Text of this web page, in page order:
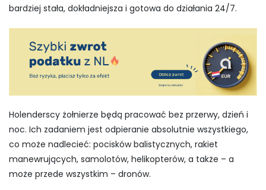
bardziej stała, dokładniejsza i gotowa do działania 24/7.
Holenderscy żołnierze będą pracować bez przerwy, dzień i
noc. Ich zadaniem jest odpieranie absolutnie wszystkiego,
co może nadlecieć: pocisków balistycznych, rakiet
manewrujących, samolotów, helikopterów, a także – a
może przede wszystkim – dronów.